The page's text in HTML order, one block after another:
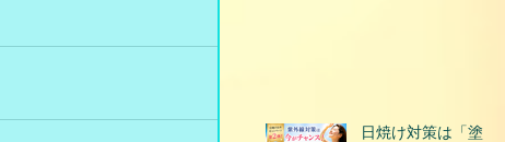
日焼け対策は「塗